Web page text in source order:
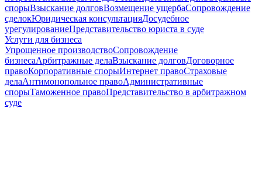
спорыВзыскание долговВозмещение ущербаСопровождение
сделокЮридическая консультацияДосудебное
урегулированиеПредставительство юриста в суде
Услуги для бизнеса
Упрощенное производствоСопровождение
бизнесаАрбитражные делаВзыскание долговДоговорное
правоКорпоративные спорыИнтернет правоСтраховые
делаАнтимонопольное правоАдминистративные
спорыТаможенное правоПредставительство в арбитражном
суде